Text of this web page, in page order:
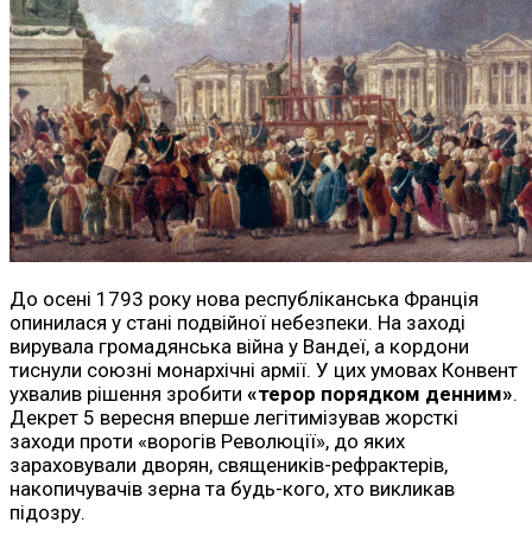
До осені 1793 року нова республіканська Франція
опинилася у стані подвійної небезпеки. На заході
вирувала громадянська війна у Вандеї, а кордони
тиснули союзні монархічні армії. У цих умовах Конвент
ухвалив рішення зробити «терор порядком денним».
Декрет 5 вересня вперше легітимізував жорсткі
заходи проти «ворогів Революції», до яких
зараховували дворян, священиків-рефрактерів,
накопичувачів зерна та будь-кого, хто викликав
підозру.